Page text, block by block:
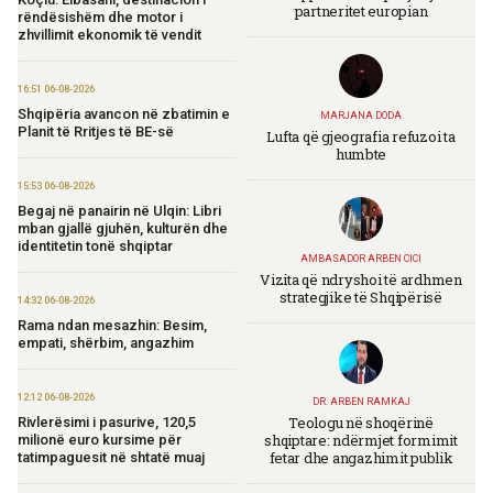
rëndësishëm dhe motor i
zhvillimit ekonomik të vendit
16:51 06-08-2026
Shqipëria avancon në zbatimin e
Planit të Rritjes të BE-së
15:53 06-08-2026
Begaj në panairin në Ulqin: Libri
mban gjallë gjuhën, kulturën dhe
identitetin tonë shqiptar
14:32 06-08-2026
Rama ndan mesazhin: Besim,
empati, shërbim, angazhim
12:12 06-08-2026
Rivlerësimi i pasurive, 120,5
milionë euro kursime për
tatimpaguesit në shtatë muaj
partneritet europian
MARJANA DODA
Lufta që gjeografia refuzoi ta
humbte
AMBASADOR ARBEN CICI
Vizita që ndryshoi të ardhmen
strategjike të Shqipërisë
DR. ARBEN RAMKAJ
Teologu në shoqërinë
shqiptare: ndërmjet formimit
fetar dhe angazhimit publik